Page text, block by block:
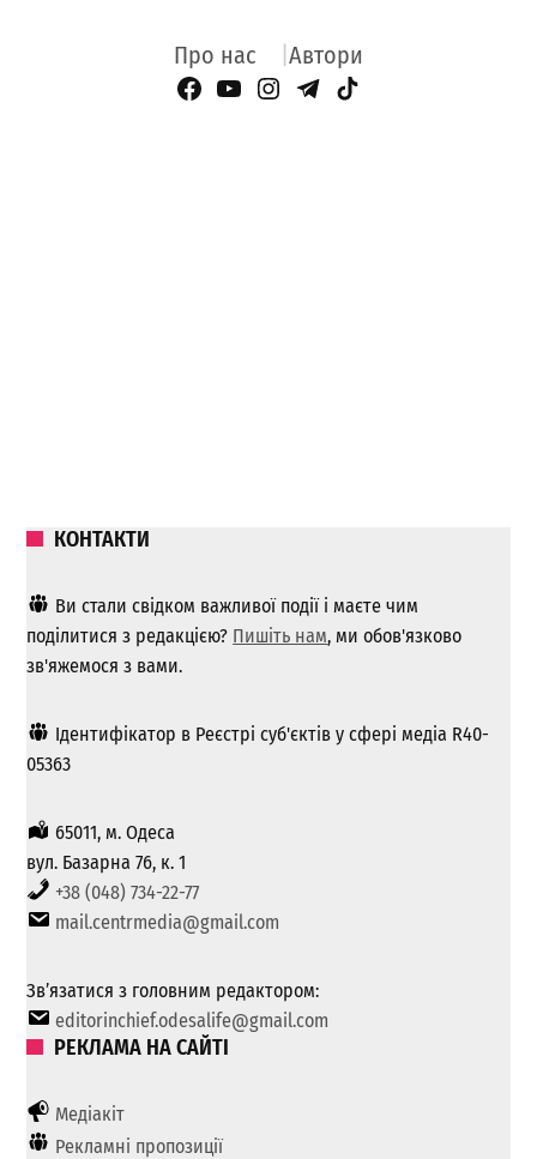
Про нас Автори
Facebook Page
YouTube
Instagram
Telegram
TikTok
КОНТАКТИ
Ви стали свідком важливої ​​події і маєте чим
поділитися з редакцією? Пишіть нам, ми обов'язково
зв'яжемося з вами.
Ідентифікатор в Реєстрі суб'єктів у сфері медіа R40-
05363
65011, м. Одеса
вул. Базарна 76, к. 1
+38 (048) 734-22-77
mail.centrmedia@gmail.com
Зв’язатися з головним редактором:
editorinchief.odesalife@gmail.com
РЕКЛАМА НА САЙТІ
Медіакіт
Рекламні пропозиції